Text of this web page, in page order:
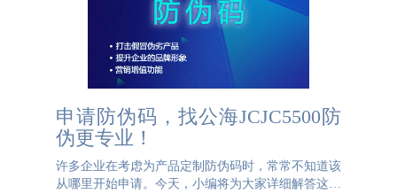
申请防伪码，找公海JCJC5500防
伪更专业！
许多企业在考虑为产品定制防伪码时，常常不知道该
从哪里开始申请。今天，小编将为大家详细解答这个